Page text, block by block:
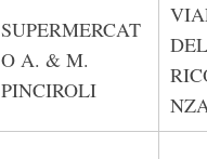
SUPERMERCAT
O A. & M.
PINCIROLI